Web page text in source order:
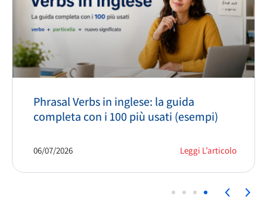
Phrasal Verbs in inglese: la guida
completa con i 100 più usati (esempi)
Leggi L’articolo
06/07/2026